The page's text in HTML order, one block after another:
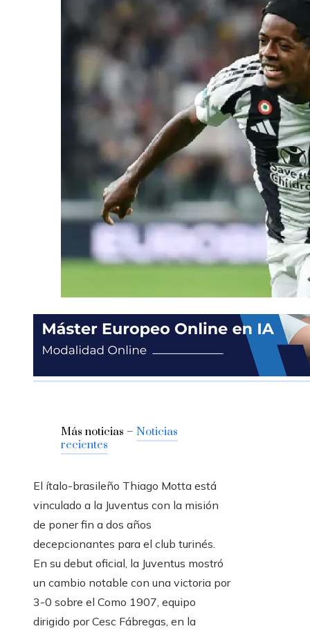
Más noticias – Noticias
recientes
El ítalo-brasileño Thiago Motta está
vinculado a la Juventus con la misión
de poner fin a dos años
decepcionantes para el club turinés.
En su debut oficial, la Juventus mostró
un cambio notable con una victoria por
3-0 sobre el Como 1907, equipo
dirigido por Cesc Fábregas, en la